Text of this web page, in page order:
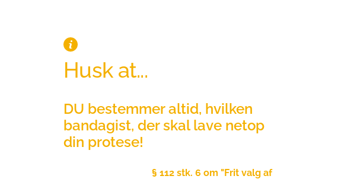
Husk at...
DU bestemmer altid, hvilken
bandagist, der skal lave netop
din protese!
§ 112 stk. 6 om "Frit valg af